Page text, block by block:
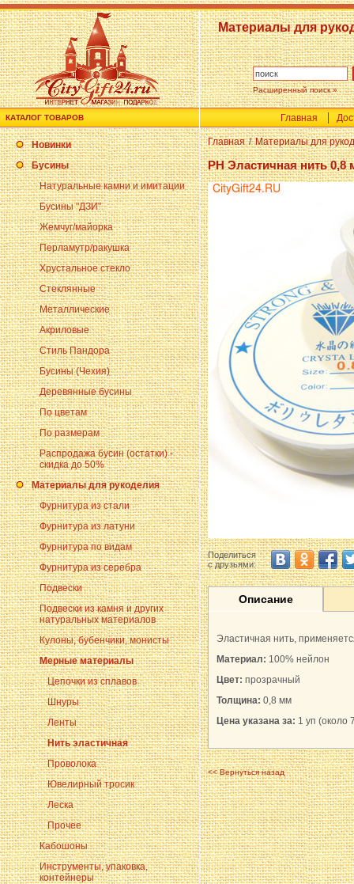
Материалы для
Расширенный поиск »
КАТАЛОГ ТОВАРОВ Главная
Новинки
Бусины
Натуральные камни и имитации
Бусины "ДЗИ"
Жемчуг/майорка
Перламутр/ракушка
Хрустальное стекло
Стеклянные
Металлические
Акриловые
Стиль Пандора
Бусины (Чехия)
Деревянные бусины
По цветам
По размерам
Распродажа бусин (остатки) -
скидка до 50%
Материалы для рукоделия
Фурнитура из стали
Фурнитура из латуни
Фурнитура по видам
Фурнитура из серебра
Подвески
Подвески из камня и других
натуральных материалов
Кулоны, бубенчики, монисты
Мерные материалы
Цепочки из сплавов
Шнуры
Ленты
Нить эластичная
Проволока
Ювелирный тросик
Леска
Прочее
Кабошоны
Инструменты, упаковка,
контейнеры
Главная / Материалы для
PH Эластичная нить 0,8
Поделиться
с друзьями:
Описание
Эластичная нить,
Материал: 100% нейлон
Цвет: прозрачный
Толщина: 0,8 мм
Цена указана за: 1 уп (около
<< Вернуться назад